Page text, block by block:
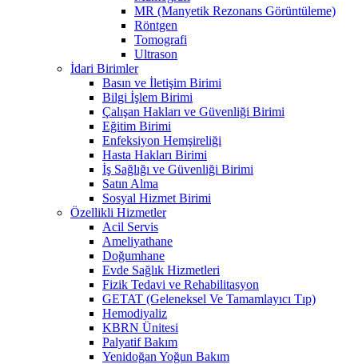
MR (Manyetik Rezonans Görüntüleme)
Röntgen
Tomografi
Ultrason
İdari Birimler
Basın ve İletişim Birimi
Bilgi İşlem Birimi
Çalışan Hakları ve Güvenliği Birimi
Eğitim Birimi
Enfeksiyon Hemşireliği
Hasta Hakları Birimi
İş Sağlığı ve Güvenliği Birimi
Satın Alma
Sosyal Hizmet Birimi
Özellikli Hizmetler
Acil Servis
Ameliyathane
Doğumhane
Evde Sağlık Hizmetleri
Fizik Tedavi ve Rehabilitasyon
GETAT (Geleneksel Ve Tamamlayıcı Tıp)
Hemodiyaliz
KBRN Ünitesi
Palyatif Bakım
Yenidoğan Yoğun Bakım